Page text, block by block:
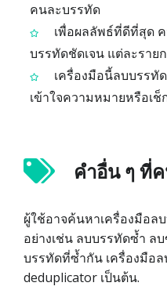
คนละบรรทัด
เพื่อผลลัพธ์ที่ดีที่สุด
บรรทัดชัดเจน แต่ละราย
เครื่องมือนี้ลบบรรทั
เข้าใจความหมายหรือเ
คำอื่น ๆ ที่
ผู้ใช้อาจค้นหาเครื่องมือล
อย่างเช่น ลบบรรทัดซ้ำ ล
บรรทัดที่ซ้ำกัน เครื่องมือ
deduplicator เป็นต้น.